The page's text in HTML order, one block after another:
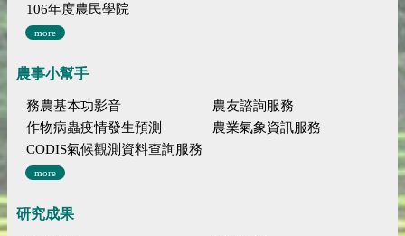
106年度農民學院
more
農事小幫手
務農基本功影音
農友諮詢服務
作物病蟲疫情發生預測
農業氣象資訊服務
CODIS氣候觀測資料查詢服務
more
研究成果